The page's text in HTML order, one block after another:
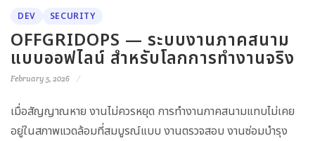
DEV SECURITY
OFFGRIDOPS — ระบบงานภาคสนาม
แบบออฟไลน์ สำหรับโลกการทำงานจริง
February 5, 2026
เมื่อสัญญาณหาย งานไม่ควรหยุด การทำงานภาคสนามแทบไม่เคย
อยู่ในสภาพแวดล้อมที่สมบูรณ์แบบ งานตรวจสอบ งานซ่อมบำรุง